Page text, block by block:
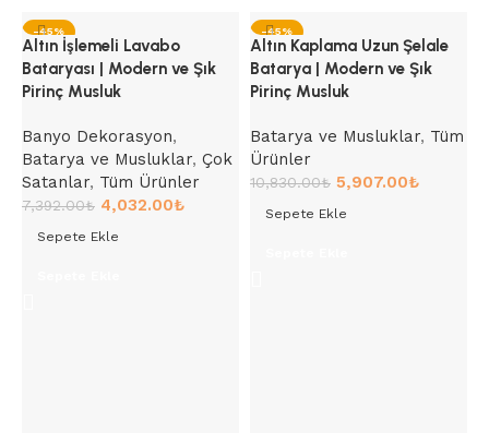
-45%
Altın İşlemeli Lavabo
Bataryası | Modern ve Şık
Pirinç Musluk
Banyo Dekorasyon,
Batarya ve Musluklar, Çok
Satanlar, Tüm Ürünler
7,392.00₺ 4,032.00₺
Sepete Ekle
-45%
Altın Kaplama Uzun Şelale
Batarya | Modern ve Şık
Pirinç Musluk
Batarya ve Musluklar, Tüm
Ürünler
10,830.00₺ 5,907.00₺
Sepete Ekle